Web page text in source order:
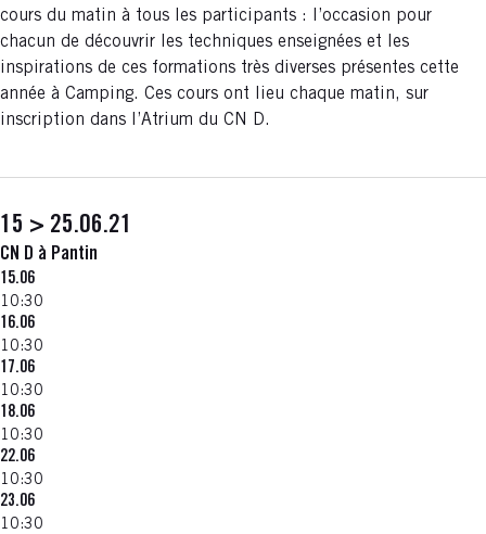
cours du matin à tous les participants : l’occasion pour
chacun de découvrir les techniques enseignées et les
inspirations de ces formations très diverses présentes cette
année à Camping. Ces cours ont lieu chaque matin, sur
inscription dans l’Atrium du CN D.
15 > 25.06.21
CN D à Pantin
15.06
10:30
16.06
10:30
17.06
10:30
18.06
10:30
22.06
10:30
23.06
10:30